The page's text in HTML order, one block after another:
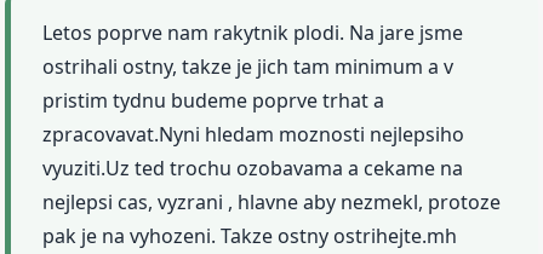
Letos poprve nam rakytnik plodi. Na jare jsme
ostrihali ostny, takze je jich tam minimum a v
pristim tydnu budeme poprve trhat a
zpracovavat.Nyni hledam moznosti nejlepsiho
vyuziti.Uz ted trochu ozobavama a cekame na
nejlepsi cas, vyzrani , hlavne aby nezmekl, protoze
pak je na vyhozeni. Takze ostny ostrihejte.mh